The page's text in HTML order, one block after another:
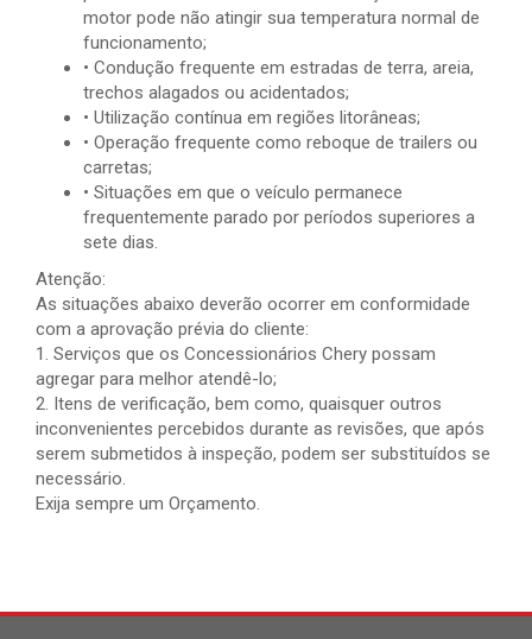
motor pode não atingir sua temperatura normal de
funcionamento;
• Condução frequente em estradas de terra, areia,
trechos alagados ou acidentados;
• Utilização contínua em regiões litorâneas;
• Operação frequente como reboque de trailers ou
carretas;
• Situações em que o veículo permanece
frequentemente parado por períodos superiores a
sete dias.
Atenção:
As situações abaixo deverão ocorrer em conformidade
com a aprovação prévia do cliente:
1. Serviços que os Concessionários Chery possam
agregar para melhor atendê-lo;
2. Itens de verificação, bem como, quaisquer outros
inconvenientes percebidos durante as revisões, que após
serem submetidos à inspeção, podem ser substituídos se
necessário.
Exija sempre um Orçamento.